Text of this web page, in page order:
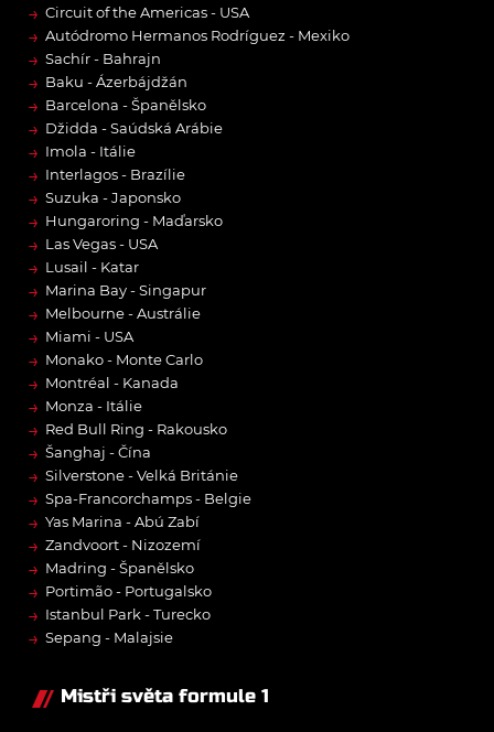
→ Circuit of the Americas - USA
→ Autódromo Hermanos Rodríguez - Mexiko
→ Sachír - Bahrajn
→ Baku - Ázerbájdžán
→ Barcelona - Španělsko
→ Džidda - Saúdská Arábie
→ Imola - Itálie
→ Interlagos - Brazílie
→ Suzuka - Japonsko
→ Hungaroring - Maďarsko
→ Las Vegas - USA
→ Lusail - Katar
→ Marina Bay - Singapur
→ Melbourne - Austrálie
→ Miami - USA
→ Monako - Monte Carlo
→ Montréal - Kanada
→ Monza - Itálie
→ Red Bull Ring - Rakousko
→ Šanghaj - Čína
→ Silverstone - Velká Británie
→ Spa-Francorchamps - Belgie
→ Yas Marina - Abú Zabí
→ Zandvoort - Nizozemí
→ Madring - Španělsko
→ Portimão - Portugalsko
→ Istanbul Park - Turecko
→ Sepang - Malajsie
Mistři světa formule 1